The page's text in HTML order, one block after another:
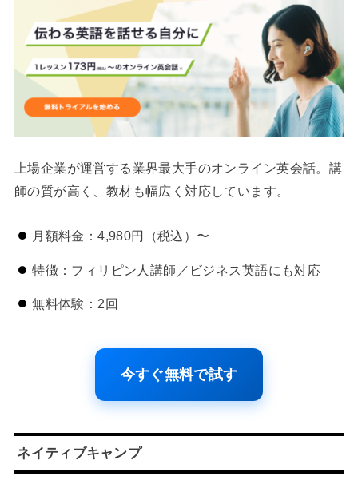
上場企業が運営する業界最大手のオンライン英会話。講
師の質が高く、教材も幅広く対応しています。
月額料金：4,980円（税込）〜
特徴：フィリピン人講師／ビジネス英語にも対応
無料体験：2回
今すぐ無料で試す
ネイティブキャンプ